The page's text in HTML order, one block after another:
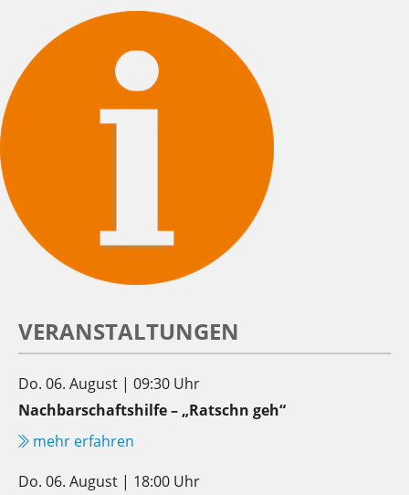
VERANSTALTUNGEN
Do. 06. August | 09:30 Uhr
Nachbarschaftshilfe – „Ratschn geh“
mehr erfahren
Do. 06. August | 18:00 Uhr